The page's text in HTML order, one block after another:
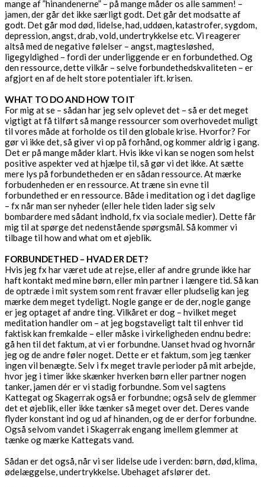
mange af ”hinandenerne” – på mange måder os alle sammen! –
jamen, der går det ikke særligt godt. Det går det modsatte af
godt. Det går mod død, lidelse, had, uddøen, katastrofer, sygdom,
depression, angst, drab, vold, undertrykkelse etc. Vi reagerer
altså med de negative følelser – angst, magtesløshed,
ligegyldighed – fordi der underliggende er en forbundethed. Og
den ressource, dette vilkår – selve forbundethedskvaliteten – er
afgjort en af de helt store potentialer ift. krisen.
WHAT TO DO AND HOW TO IT
For mig at se – sådan har jeg selv oplevet det – så er det meget
vigtigt at få tilført så mange ressourcer som overhovedet muligt
til vores måde at forholde os til den globale krise. Hvorfor? For
gør vi ikke det, så giver vi op på forhånd, og kommer aldrig i gang.
Det er på mange måder klart. Hvis ikke vi kan se nogen som helst
positive aspekter ved at hjælpe til, så gør vi det ikke. At sætte
mere lys på forbundetheden er en sådan ressource. At mærke
forbudenheden er en ressource. At træne sin evne til
forbundethed er en ressource. Både i meditation og i det daglige
– fx når man ser nyheder (eller hele tiden lader sig selv
bombardere med sådant indhold, fx via sociale medier). Dette får
mig til at spørge det nedenstående spørgsmål. Så kommer vi
tilbage til how and what om et øjeblik.
FORBUNDETHED – HVAD ER DET?
Hvis jeg fx har været ude at rejse, eller af andre grunde ikke har
haft kontakt med mine børn, eller min partner i længere tid. Så kan
de optræde i mit system som rent fravær eller pludselig kan jeg
mærke dem meget tydeligt. Nogle gange er de der, nogle gange
er jeg optaget af andre ting. Vilkåret er dog – hvilket meget
meditation handler om – at jeg bogstaveligt talt til enhver tid
faktisk kan fremkalde – eller måske i virkeligheden endnu bedre:
gå hen til det faktum, at vi er forbundne. Uanset hvad og hvornår
jeg og de andre føler noget. Dette er et faktum, som jeg tænker
ingen vil benægte. Selv i fx meget travle perioder på mit arbejde,
hvor jeg i timer ikke skænker hverken børn eller partner nogen
tanker, jamen dér er vi stadig forbundne. Som vel sagtens
Kattegat og Skagerrak også er forbundne; også selv de glemmer
det et øjeblik, eller ikke tænker så meget over det. Deres vande
flyder konstant ind og ud af hinanden, og de er derfor forbundne.
Også selvom vandet i Skagerrak engang imellem glemmer at
tænke og mærke Kattegats vand.
Sådan er det også, når vi ser lidelse ude i verden: børn, død, klima,
ødelæggelse, undertrykkelse. Ubehaget afslører det.